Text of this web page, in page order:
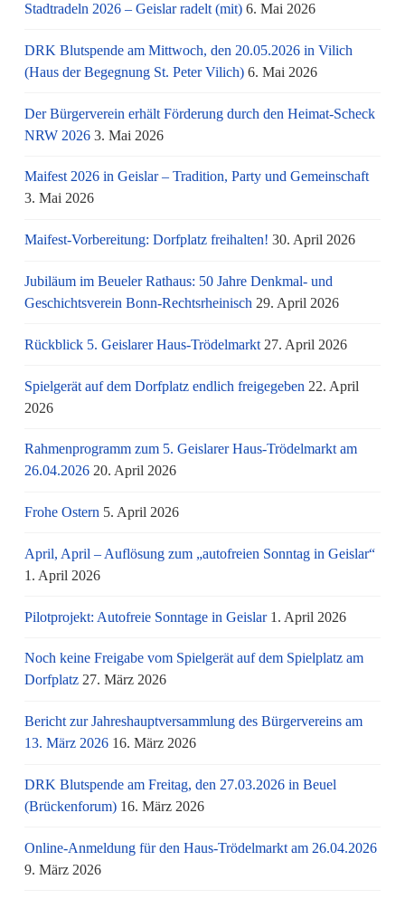
Stadtradeln 2026 – Geislar radelt (mit) 6. Mai 2026
DRK Blutspende am Mittwoch, den 20.05.2026 in Vilich
(Haus der Begegnung St. Peter Vilich) 6. Mai 2026
Der Bürgerverein erhält Förderung durch den Heimat-Scheck
NRW 2026 3. Mai 2026
Maifest 2026 in Geislar – Tradition, Party und Gemeinschaft
3. Mai 2026
Maifest-Vorbereitung: Dorfplatz freihalten! 30. April 2026
Jubiläum im Beueler Rathaus: 50 Jahre Denkmal- und
Geschichtsverein Bonn-Rechtsrheinisch 29. April 2026
Rückblick 5. Geislarer Haus-Trödelmarkt 27. April 2026
Spielgerät auf dem Dorfplatz endlich freigegeben 22. April
2026
Rahmenprogramm zum 5. Geislarer Haus-Trödelmarkt am
26.04.2026 20. April 2026
Frohe Ostern 5. April 2026
April, April – Auflösung zum „autofreien Sonntag in Geislar“
1. April 2026
Pilotprojekt: Autofreie Sonntage in Geislar 1. April 2026
Noch keine Freigabe vom Spielgerät auf dem Spielplatz am
Dorfplatz 27. März 2026
Bericht zur Jahreshauptversammlung des Bürgervereins am
13. März 2026 16. März 2026
DRK Blutspende am Freitag, den 27.03.2026 in Beuel
(Brückenforum) 16. März 2026
Online-Anmeldung für den Haus-Trödelmarkt am 26.04.2026
9. März 2026